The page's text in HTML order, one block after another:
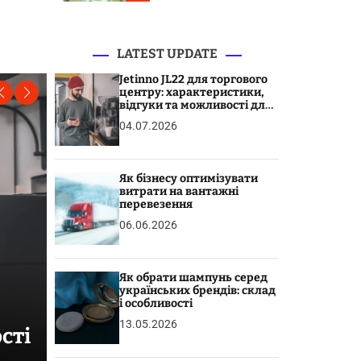
d
e
СТАТЬИ
Як бізнесу оптимізувати
LATEST UPDATE
Jetinno JL22 для торгового
центру: характеристики,
відгуки та можливості для
04.07.2026
Як бізнесу оптимізувати
витрати на вантажні
перевезення
06.06.2026
Як обрати шампунь серед
українських брендів: склад
і особливості
13.05.2026